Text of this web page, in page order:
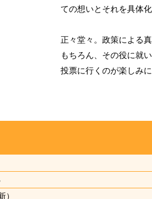
ての想いとそれを具体
正々堂々。政策による
もちろん、その役に就
投票に行くのが楽しみ